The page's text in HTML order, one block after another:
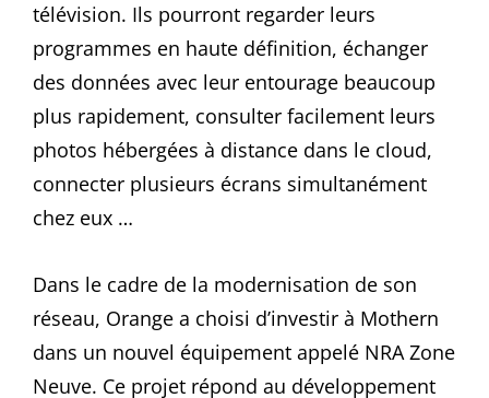
télévision. Ils pourront regarder leurs
programmes en haute définition, échanger
des données avec leur entourage beaucoup
plus rapidement, consulter facilement leurs
photos hébergées à distance dans le cloud,
connecter plusieurs écrans simultanément
chez eux …
Dans le cadre de la modernisation de son
réseau, Orange a choisi d’investir à Mothern
dans un nouvel équipement appelé NRA Zone
Neuve. Ce projet répond au développement